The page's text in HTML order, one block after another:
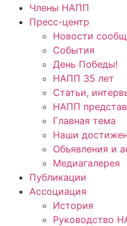
Члены НАПП
Пресс-центр
Новости
События
День Победы!
НАПП 35 лет
Статьи,
НАПП
Главная тема
Наши
Объявления и
Медиагалерея
Публикации
Ассоциация
История
Руководство